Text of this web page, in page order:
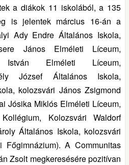
a diákok 11 iskolából, a 135
is jelentek március 16-án a
Ady Endre Általános Iskola,
János Elméleti Líceum,
István Elméleti Líceum,
József Általános Iskola,
kolozsvári János Zsigmond
Jósika Miklós Elméleti Líceum,
Kolozsvári Waldorf
Általános Iskola, kolozsvári
Főgimnázium). A Communitas
Zsolt megkeresésére pozitívan